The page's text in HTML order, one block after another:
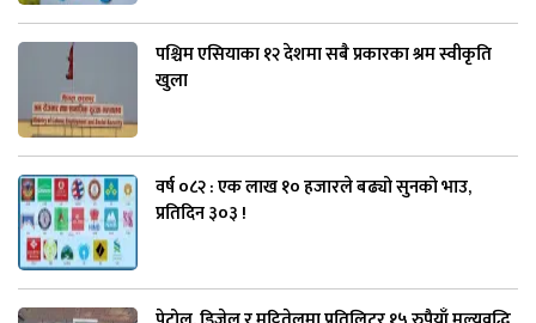
पश्चिम एसियाका १२ देशमा सबै प्रकारका श्रम स्वीकृति
खुला
वर्ष ०८२ : एक लाख १० हजारले बढ्यो सुनको भाउ,
प्रतिदिन ३०३ !